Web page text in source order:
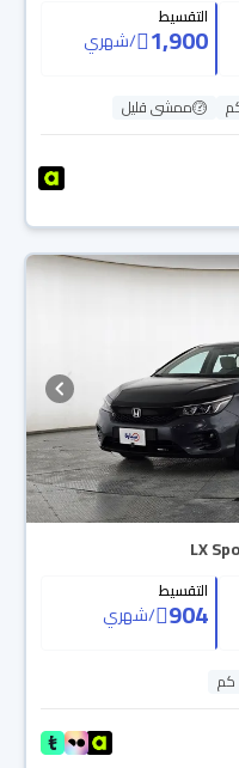
التقسيط
1,900
/شهري
ممشى قليل
التقسيط
904
/شهري